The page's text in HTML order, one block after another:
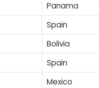
Panama
Spain
Bolivia
Spain
Mexico